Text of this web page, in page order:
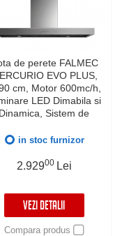
de perete FALMEC
EVO PLUS,
cm, Motor 600mc/h,
LED Dimabila si
Dinamica, Sistem de
plita si hota Falmec,
ani, Inox
in stoc furnizor
2.92900 Lei
VEZI DETALII
Compara produs